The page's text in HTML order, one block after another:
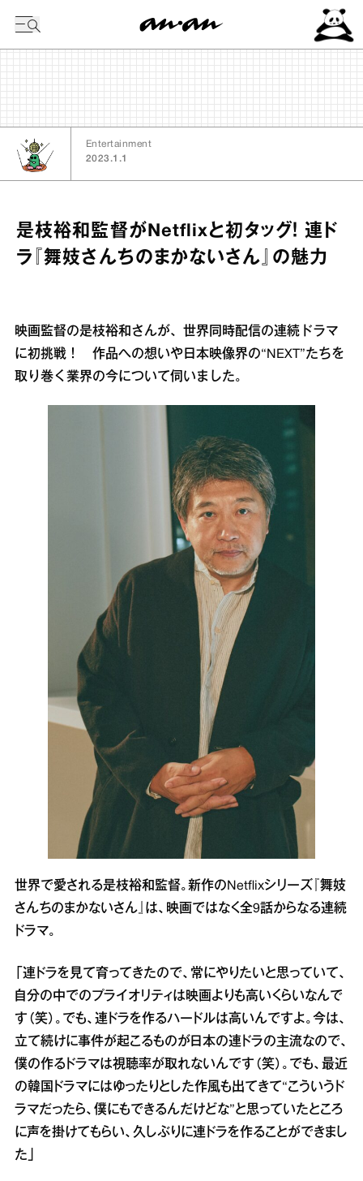
Entertainment
2023.1.1
是枝裕和監督がNetflixと初タッグ！ 連ド
ラ『舞妓さんちのまかないさん』の魅力
映画監督の是枝裕和さんが、世界同時配信の連続ドラマ
に初挑戦！ 作品への想いや日本映像界の“NEXT”たちを
取り巻く業界の今について伺いました。
世界で愛される是枝裕和監督。新作のNetflixシリーズ『舞妓
さんちのまかないさん』は、映画ではなく全9話からなる連続
ドラマ。
「連ドラを見て育ってきたので、常にやりたいと思っていて、
自分の中でのプライオリティは映画よりも高いくらいなんで
す（笑）。でも、連ドラを作るハードルは高いんですよ。今は、
立て続けに事件が起こるものが日本の連ドラの主流なので、
僕の作るドラマは視聴率が取れないんです（笑）。でも、最近
の韓国ドラマにはゆったりとした作風も出てきて“こういうド
ラマだったら、僕にもできるんだけどな”と思っていたところ
に声を掛けてもらい、久しぶりに連ドラを作ることができまし
た」